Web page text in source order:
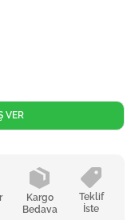
Kargo
Bedava
Teklif
İste
VER